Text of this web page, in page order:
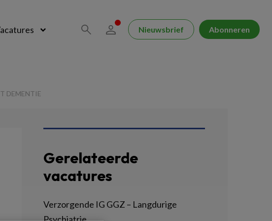
Nieuwsbrief Abonneren
DEMENTIE
Gerelateerde
vacatures
Verzorgende IG GGZ – Langdurige